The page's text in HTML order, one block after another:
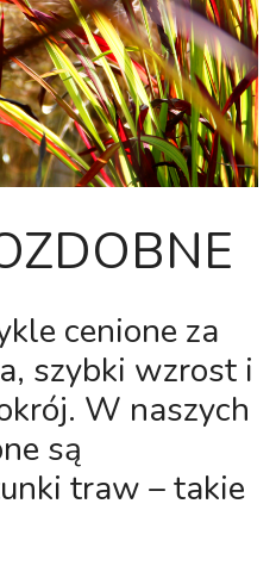
cenione za
szybki wzrost i
W naszych
są
traw – takie